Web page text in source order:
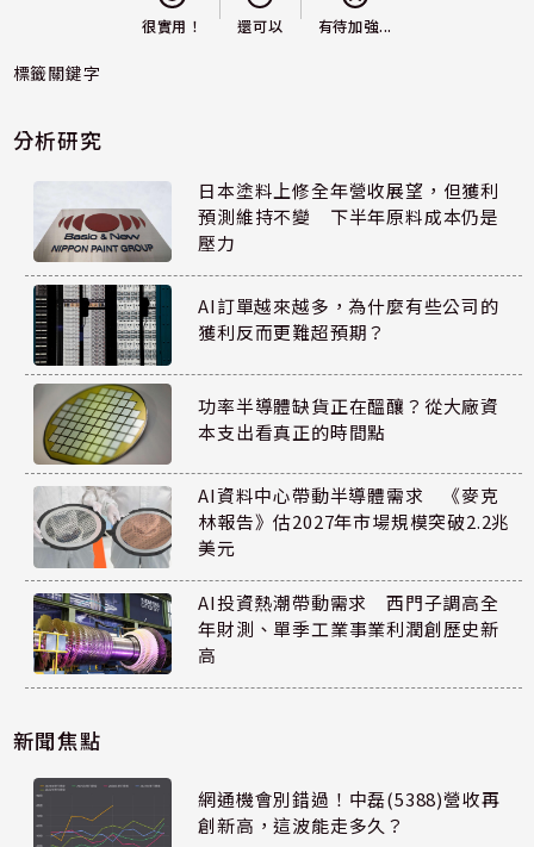
很實用！ 還可以 有待加強...
標籤關鍵字
分析研究
日本塗料上修全年營收展望，但獲利
預測維持不變 下半年原料成本仍是
壓力
AI訂單越來越多，為什麼有些公司的
獲利反而更難超預期？
功率半導體缺貨正在醞釀？從大廠資
本支出看真正的時間點
AI資料中心帶動半導體需求 《麥克
林報告》估2027年市場規模突破2.2兆
美元
AI投資熱潮帶動需求 西門子調高全
年財測、單季工業事業利潤創歷史新
高
新聞焦點
網通機會別錯過！中磊(5388)營收再
創新高，這波能走多久？